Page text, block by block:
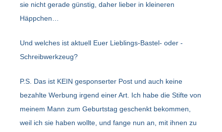
sie nicht gerade günstig, daher lieber in kleineren
Häppchen…
Und welches ist aktuell Euer Lieblings-Bastel- oder -
Schreibwerkzeug?
P.S. Das ist KEIN gesponserter Post und auch keine
bezahlte Werbung irgend einer Art. Ich habe die Stifte von
meinem Mann zum Geburtstag geschenkt bekommen,
weil ich sie haben wollte, und fange nun an, mit ihnen zu